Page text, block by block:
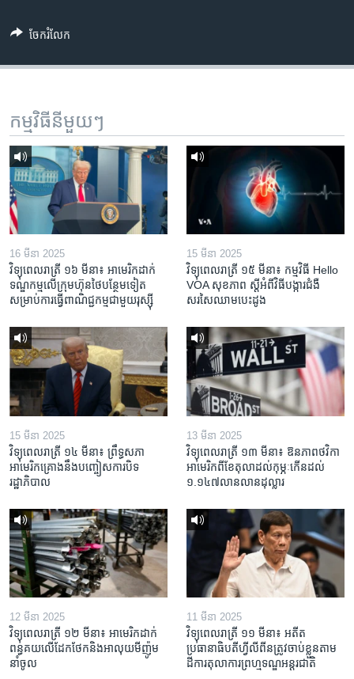
ចែករំលែក
កម្មវិធី​នីមួយៗ
16 មីនា 2025
វិទ្យុពេលរាត្រី ១៦ មីនា៖ អាមេរិក​ដាក់​
ទណ្ឌកម្ម​លើ​ក្រុមហ៊ុន​ថៃ​បន្ថែម​ទៀត​
សម្រាប់​ការ​ធ្វើ​ពាណិជ្ជកម្ម​ជាមួយ​រុស្ស៊ី
15 មីនា 2025
វិទ្យុពេលរាត្រី ១៥ មីនា៖ កម្មវិធី ​Hello
VOA សុខភាព ស្ដី​អំពី​វិធី​បង្ការ​ជំងឺ​
សរសៃ​ឈាម​បេះដូង
15 មីនា 2025
វិទ្យុពេលរាត្រី ១៤ មីនា៖ ព្រឹទ្ធសភា
អាមេរិកគ្រោងនឹងបញ្ចៀសការបិទ
រដ្ឋាភិបាល
13 មីនា 2025
វិទ្យុពេលរាត្រី ១៣ មីនា៖ ឱនភាព​ថវិកា​
អាមេរិក​ពី​ខែ​តុលា​ដល់​កុម្ភៈ​កើន​ដល់​
១.១៤៧​លានលាន​ដុល្លារ
12 មីនា 2025
វិទ្យុពេលរាត្រី ១២ មីនា៖ អាមេរិក​ដាក់​
ពន្ធគយ​លើ​ដែកថែក​និង​អាលុយ​មីញ៉ូម​
នាំចូល
11 មីនា 2025
វិទ្យុពេលរាត្រី ១១ មីនា៖ អតីត​
ប្រធានាធិបតីហ្វីលីពីន​ត្រូវ​ចាប់ខ្លួនតាម
ដីការ​តុលាការ​ព្រហ្មទណ្ឌ​អន្តរជាតិ